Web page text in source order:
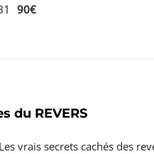
90€
du REVERS
vrais secrets cachés des